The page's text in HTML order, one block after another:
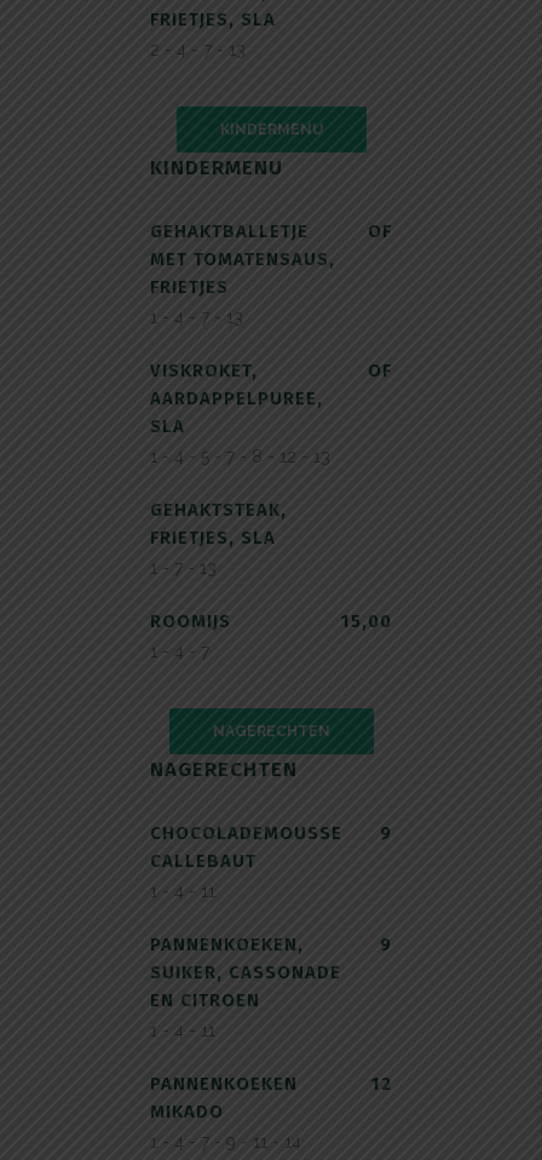
FRIETJES, SLA
2 - 4 - 7 - 13
KINDERMENU
KINDERMENU
GEHAKTBALLETJE
MET TOMATENSAUS,
FRIETJES
OF
1 - 4 - 7 - 13
VISKROKET,
AARDAPPELPUREE,
SLA
OF
1 - 4 - 5 - 7 - 8 - 12 - 13
GEHAKTSTEAK,
FRIETJES, SLA
1 - 7 - 13
ROOMIJS 15,00
1 - 4 - 7
NAGERECHTEN
NAGERECHTEN
CHOCOLADEMOUSSE
CALLEBAUT
9
1 - 4 - 11
PANNENKOEKEN,
SUIKER, CASSONADE
EN CITROEN
9
1 - 4 - 11
PANNENKOEKEN
MIKADO
12
1 - 4 - 7 - 9 - 11 - 14